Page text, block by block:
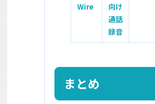
Wire
向け
通話
録音
まとめ